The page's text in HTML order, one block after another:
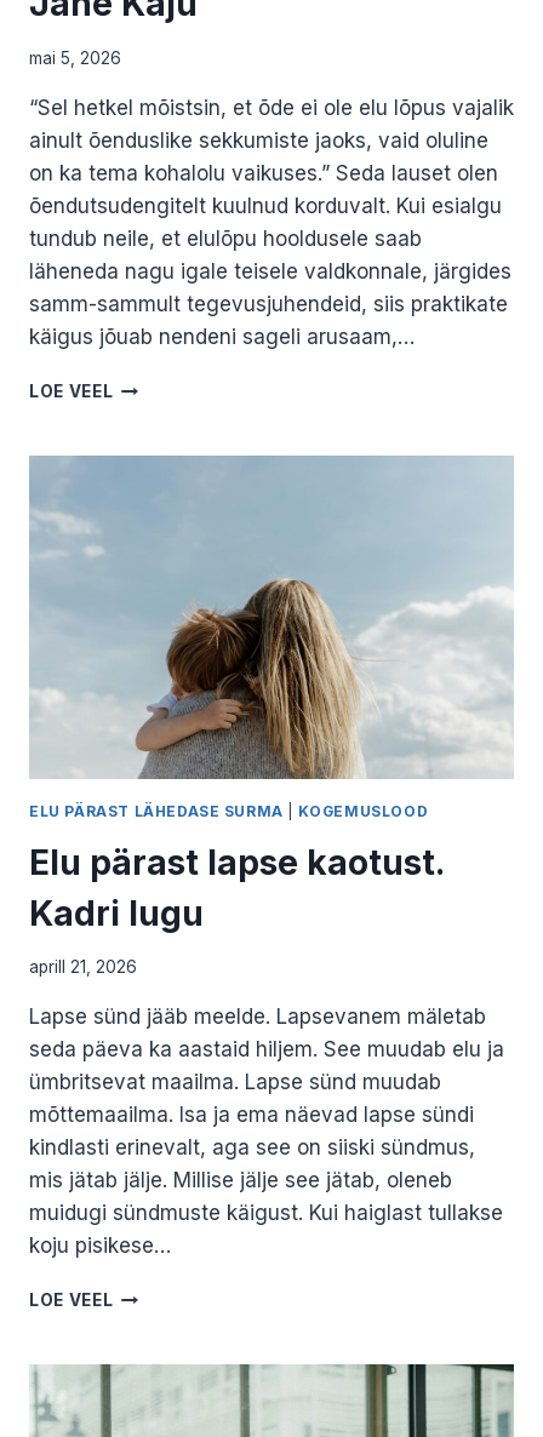
mai 5, 2026
“Sel hetkel mõistsin, et õde ei ole elu lõpus vajalik
ainult õenduslike sekkumiste jaoks, vaid oluline
on ka tema kohalolu vaikuses.” Seda lauset olen
õendutsudengitelt kuulnud korduvalt. Kui esialgu
tundub neile, et elulõpu hooldusele saab
läheneda nagu igale teisele valdkonnale, järgides
samm-sammult tegevusjuhendeid, siis praktikate
käigus jõuab nendeni sageli arusaam,…
LOE VEEL ÕDE
KUI
ELU PÄRAST LÄHEDASE SURMA KOGEMUSLOOD
Elu pärast lapse kaotust.
Kadri lugu
aprill 21, 2026
Lapse sünd jääb meelde. Lapsevanem mäletab
seda päeva ka aastaid hiljem. See muudab elu ja
ümbritsevat maailma. Lapse sünd muudab
mõttemaailma. Isa ja ema näevad lapse sündi
kindlasti erinevalt, aga see on siiski sündmus,
mis jätab jälje. Millise jälje see jätab, oleneb
muidugi sündmuste käigust. Kui haiglast tullakse
koju pisikese…
LOE VEEL ELU
KAOTUST.
LUGU